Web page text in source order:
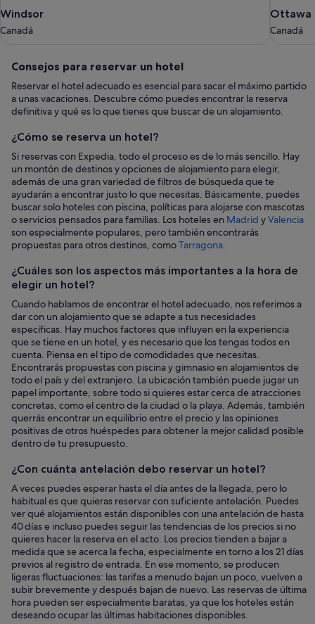
Windsor
Canadá
Windsor
Canadá
Ottawa
Canadá
Ottawa
Canadá
Consejos
para
reservar
un
hotel
Consejos para reservar un hotel
Reservar el hotel adecuado es esencial para sacar el máximo partido
a unas vacaciones. Descubre cómo puedes encontrar la reserva
definitiva y qué es lo que tienes que buscar de un alojamiento.
¿Cómo se reserva un hotel?
Si reservas con Expedia, todo el proceso es de lo más sencillo. Hay
un montón de destinos y opciones de alojamiento para elegir,
además de una gran variedad de filtros de búsqueda que te
ayudarán a encontrar justo lo que necesitas. Básicamente, puedes
buscar solo hoteles con piscina, políticas para alojarse con mascotas
o servicios pensados para familias. Los hoteles en Madrid yValencia
son especialmente populares, pero también encontrarás
propuestas para otros destinos, comoTarragona.
¿Cuáles son los aspectos más importantes a la hora de
elegir un hotel?
Cuando hablamos de encontrar el hotel adecuado, nos referimos a
dar con un alojamiento que se adapte a tus necesidades
específicas. Hay muchos factores que influyen en la experiencia
que se tiene en un hotel, y es necesario que los tengas todos en
cuenta. Piensa en el tipo de comodidades que necesitas.
Encontrarás propuestas con piscina y gimnasio en alojamientos de
todo el país y del extranjero. La ubicación también puede jugar un
papel importante, sobre todo si quieres estar cerca de atracciones
concretas, como el centro de la ciudad o la playa. Además, también
querrás encontrar un equilibrio entre el precio y las opiniones
positivas de otros huéspedes para obtener la mejor calidad posible
dentro de tu presupuesto.
¿Con cuánta antelación debo reservar un hotel?
A veces puedes esperar hasta el día antes de la llegada, pero lo
habitual es que quieras reservar con suficiente antelación. Puedes
ver qué alojamientos están disponibles con una antelación de hasta
40 días e incluso puedes seguir las tendencias de los precios si no
quieres hacer la reserva en el acto. Los precios tienden a bajar a
medida que se acerca la fecha, especialmente en torno a los 21 días
previos al registro de entrada. En ese momento, se producen
ligeras fluctuaciones: las tarifas a menudo bajan un poco, vuelven a
subir brevemente y después bajan de nuevo. Las reservas de última
hora pueden ser especialmente baratas, ya que los hoteles están
deseando ocupar las últimas habitaciones disponibles.